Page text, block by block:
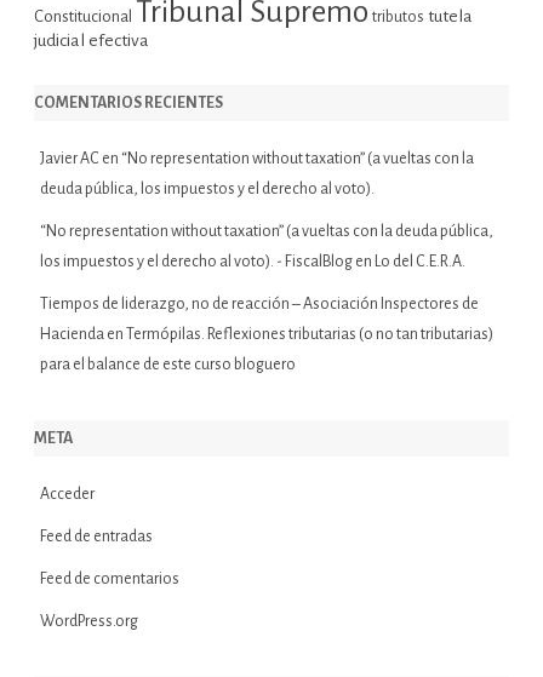
Constitucional Tribunal Supremo tributos tutela
judicial efectiva
COMENTARIOS RECIENTES
Javier AC en “No representation without taxation” (a vueltas con la
deuda pública, los impuestos y el derecho al voto).
“No representation without taxation” (a vueltas con la deuda pública,
los impuestos y el derecho al voto). - FiscalBlog en Lo del C.E.R.A.
Tiempos de liderazgo, no de reacción – Asociación Inspectores de
Hacienda en
Termópilas. Reflexiones tributarias (o no tan tributarias)
para el balance de este curso bloguero
META
Acceder
Feed de entradas
Feed de comentarios
WordPress.org